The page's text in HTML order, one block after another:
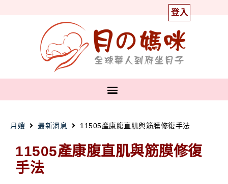
登入
月嫂 最新消息 11505產康腹直肌與筋膜修復手法
11505產康腹直肌與筋膜修復
手法